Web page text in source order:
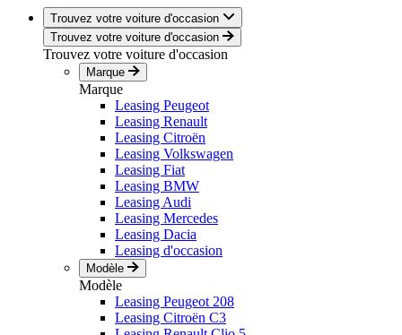
Trouvez votre voiture d'occasion
Trouvez votre voiture d'occasion
Trouvez votre voiture d'occasion
Marque
Marque
Leasing Peugeot
Leasing Renault
Leasing Citroën
Leasing Volkswagen
Leasing Fiat
Leasing BMW
Leasing Audi
Leasing Mercedes
Leasing Dacia
Leasing d'occasion
Modèle
Modèle
Leasing Peugeot 208
Leasing Citroën C3